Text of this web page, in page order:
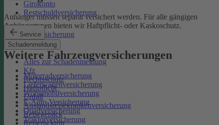
Girokonto
Restschuldversicherung
Service
Schadenmeldung
Alles zur Schadenmeldung
Kfz
Rechtsschutz
Haftpflicht
Unfall
Auslandsreisekrankenversicherung
Reisegepäck
Reiserücktritt
Anhänger müssen separat versichert werden. Für alle gängigen
Anhängertypen bieten wir Haftpflicht- oder Kaskoschutz.
Anhängerversicherung
Weitere Fahrzeugversicherungen
Motorradversicherung
Lieferwagenversicherung
Wohnmobilversicherung
E-Auto-Versicherung
Quadversicherung
Traktorversicherung